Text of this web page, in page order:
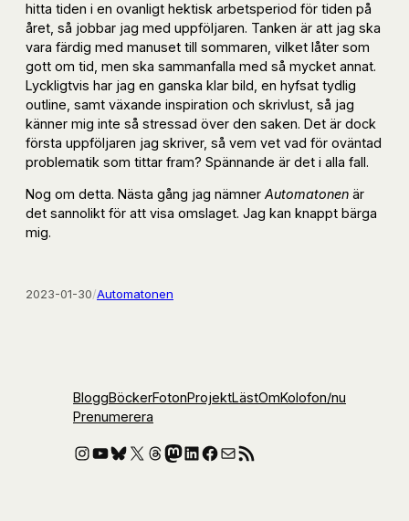
hitta tiden i en ovanligt hektisk arbetsperiod för tiden på
året, så jobbar jag med uppföljaren. Tanken är att jag ska
vara färdig med manuset till sommaren, vilket låter som
gott om tid, men ska sammanfalla med så mycket annat.
Lyckligtvis har jag en ganska klar bild, en hyfsat tydlig
outline, samt växande inspiration och skrivlust, så jag
känner mig inte så stressad över den saken. Det är dock
första uppföljaren jag skriver, så vem vet vad för oväntad
problematik som tittar fram? Spännande är det i alla fall.
Nog om detta. Nästa gång jag nämner Automatonen är
det sannolikt för att visa omslaget. Jag kan knappt bärga
mig.
2023-01-30/Automatonen
BloggBöckerFotonProjektLästOmKolofon/nu
Prenumerera
Instagram
YouTube
Bluesky
X Threads
Mastodon
LinkedIn
Facebook
E-postRSS-flöde